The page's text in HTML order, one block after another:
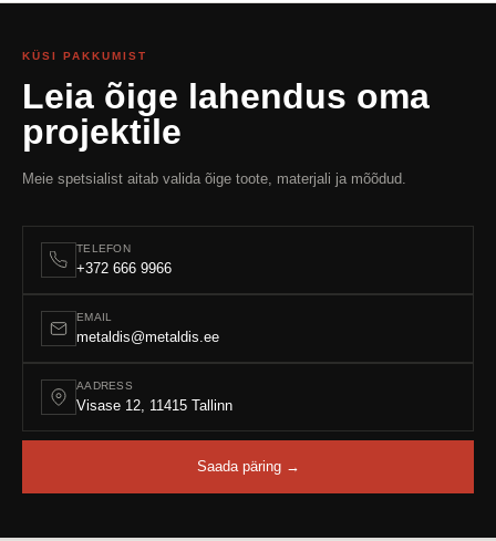
KÜSI PAKKUMIST
Leia õige lahendus oma
projektile
Meie spetsialist aitab valida õige toote, materjali ja mõõdud.
TELEFON
+372 666 9966
EMAIL
metaldis@metaldis.ee
AADRESS
Visase 12, 11415 Tallinn
Saada päring →